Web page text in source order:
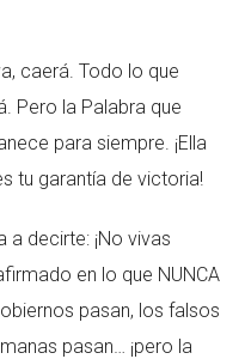
caerá. Todo lo que
Pero la Palabra que
para siempre. ¡Ella
tu garantía de victoria!
a decirte: ¡No vivas
en lo que NUNCA
pasan, los falsos
pasan… ¡pero la